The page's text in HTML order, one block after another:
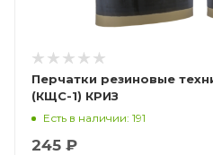
Перчатки резиновые
(КЩС-1) КРИЗ
Есть в наличии: 191
245 ₽